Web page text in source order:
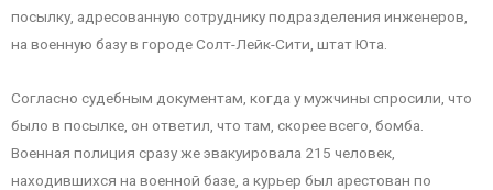
посылку, адресованную сотруднику подразделения инженеров,
на военную базу в городе Солт-Лейк-Сити, штат Юта.
Согласно судебным документам, когда у мужчины спросили, что
было в посылке, он ответил, что там, скорее всего, бомба.
Военная полиция сразу же эвакуировала 215 человек,
находившихся на военной базе, а курьер был арестован по